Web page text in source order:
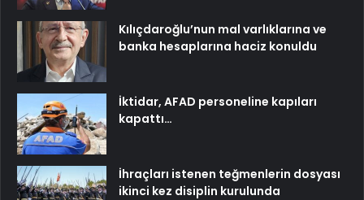
Kılıçdaroğlu’nun mal varlıklarına ve
banka hesaplarına haciz konuldu
İktidar, AFAD personeline kapıları
kapattı…
İhraçları istenen teğmenlerin dosyası
ikinci kez disiplin kurulunda